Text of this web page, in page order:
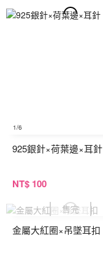
1/6
925銀針×荷葉邊×耳針
NT$ 100
金屬大紅圈×吊墜耳扣